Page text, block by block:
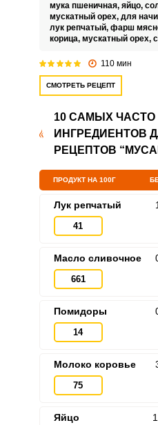
мука пшеничная, яйцо,
мускатный орех, для
лук репчатый, фарш
корица, мускатный орех,
110 мин
СМОТРЕТЬ РЕЦЕПТ
10 САМЫХ
ИНГРЕДИЕНТОВ
РЕЦЕПТОВ
ПРОДУКТ НА 100Г
Лук репчатый
41
Масло сливочное
661
Помидоры
14
Молоко коровье
75
Яйцо
ВХОД НА САЙТ
с помощью